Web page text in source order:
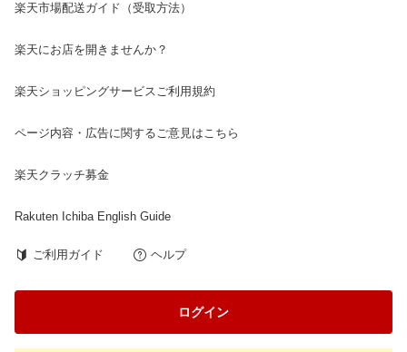
楽天市場配送ガイド（受取方法）
楽天にお店を開きませんか？
楽天ショッピングサービスご利用規約
ページ内容・広告に関するご意見はこちら
楽天クラッチ募金
Rakuten Ichiba English Guide
ご利用ガイド ヘルプ
ログイン